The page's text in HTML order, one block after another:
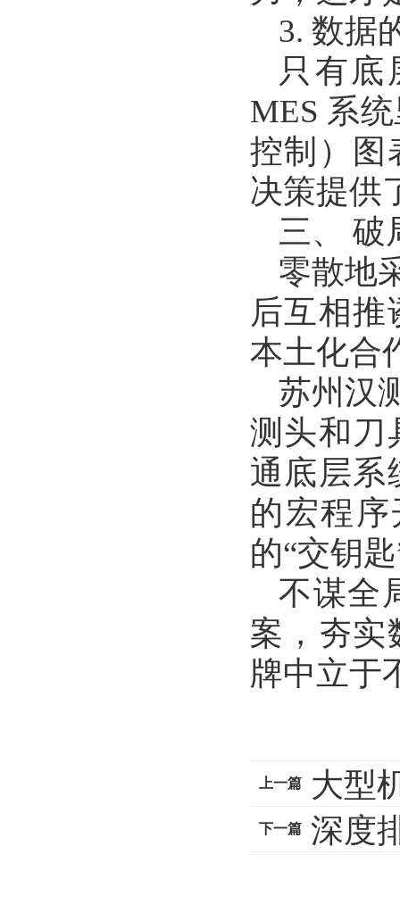
3. 数据
只有底
MES 系
控制）图
决策提供
三、 破
零散地
后互相
本土化合
苏州汉
测头和刀
通底层系
的宏程
的“交钥
不谋全
案，夯实
牌中立于
上一篇
大型
头”
下一篇 深度